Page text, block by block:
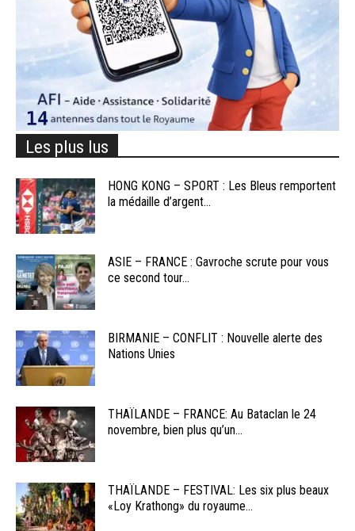
Les plus lus
HONG KONG – SPORT : Les Bleus remportent
la médaille d’argent...
ASIE – FRANCE : Gavroche scrute pour vous
ce second tour...
BIRMANIE – CONFLIT : Nouvelle alerte des
Nations Unies
THAÏLANDE – FRANCE: Au Bataclan le 24
novembre, bien plus qu’un...
THAÏLANDE – FESTIVAL: Les six plus beaux
«Loy Krathong» du royaume...